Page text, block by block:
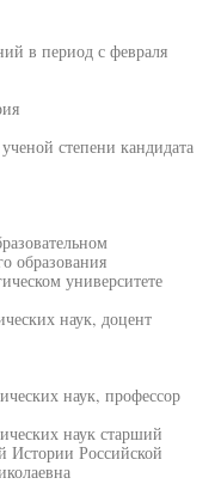
в период с февраля
степени кандидата
образования
университете
наук, доцент
наук, профессор
наук старший
Истории Российской